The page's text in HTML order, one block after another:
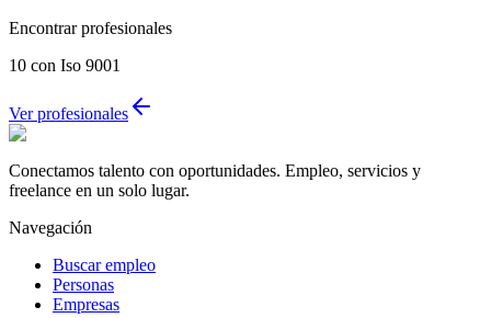
Encontrar profesionales
10 con Iso 9001
Ver profesionales
Conectamos talento con oportunidades. Empleo, servicios y
freelance en un solo lugar.
Navegación
Buscar empleo
Personas
Empresas